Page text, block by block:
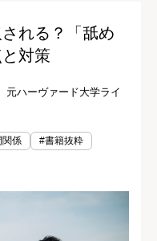
れる？「舐め
対策
元ハーヴァード大学ライ
関係 #書籍抜粋